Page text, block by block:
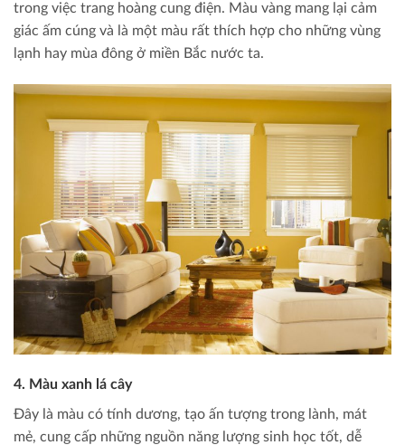
trong việc trang hoàng cung điện. Màu vàng mang lại cảm
giác ấm cúng và là một màu rất thích hợp cho những vùng
lạnh hay mùa đông ở miền Bắc nước ta.
4. Màu xanh lá cây
Đây là màu có tính dương, tạo ấn tượng trong lành, mát
mẻ, cung cấp những nguồn năng lượng sinh học tốt, dễ